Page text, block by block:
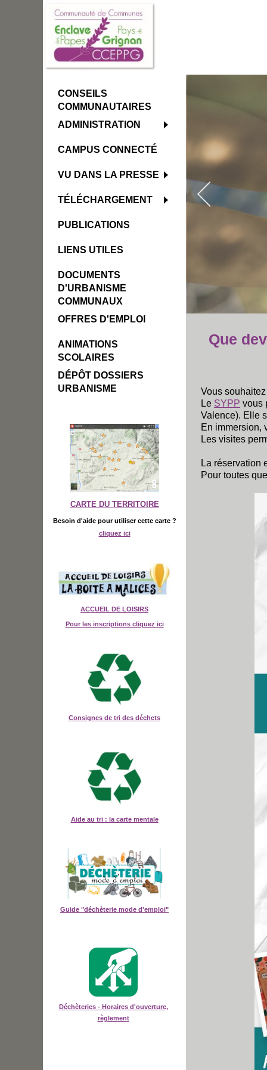
CONSEILS
COMMUNAUTAIRES
ADMINISTRATION
CAMPUS CONNECTÉ
VU DANS LA PRESSE
TÉLÉCHARGEMENT
PUBLICATIONS
LIENS UTILES
DOCUMENTS
D'URBANISME
COMMUNAUX
OFFRES D'EMPLOI
ANIMATIONS
SCOLAIRES
DÉPÔT DOSSIERS
URBANISME
CARTE DU TERRITOIRE
Besoin d'aide pour utiliser cette carte ?
cliquez ici
ACCUEIL DE LOISIRS
Pour les inscriptions cliquez ici
Consignes de tri des déchets
Aide au tri : la carte mentale
Guide "déchèterie mode d'emploi"
Déchèteries - Horaires d'ouverture,
règlement
Que
Vous
Le SYPP vous
Valence). Elle
En immersion,
Les visites
La réservation
Pour toutes